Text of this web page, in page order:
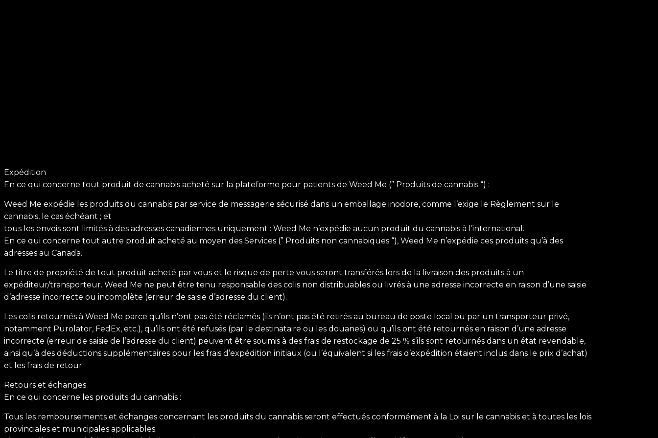
Expédition
En ce qui concerne tout produit de cannabis acheté sur la plateforme pour patients de Weed Me (” Produits de cannabis “) :
Weed Me expédie les produits du cannabis par service de messagerie sécurisé dans un emballage inodore, comme l’exige le Règlement sur le
cannabis, le cas échéant ; et
tous les envois sont limités à des adresses canadiennes uniquement : Weed Me n’expédie aucun produit du cannabis à l’international.
En ce qui concerne tout autre produit acheté au moyen des Services (” Produits non cannabiques “), Weed Me n’expédie ces produits qu’à des
adresses au Canada.
Le titre de propriété de tout produit acheté par vous et le risque de perte vous seront transférés lors de la livraison des produits à un
expéditeur/transporteur. Weed Me ne peut être tenu responsable des colis non distribuables ou livrés à une adresse incorrecte en raison d’une saisie
d’adresse incorrecte ou incomplète (erreur de saisie d’adresse du client).
Les colis retournés à Weed Me parce qu’ils n’ont pas été réclamés (ils n’ont pas été retirés au bureau de poste local ou par un transporteur privé,
notamment Purolator, FedEx, etc.), qu’ils ont été refusés (par le destinataire ou les douanes) ou qu’ils ont été retournés en raison d’une adresse
incorrecte (erreur de saisie de l’adresse du client) peuvent être soumis à des frais de restockage de 25 % s’ils sont retournés dans un état revendable,
ainsi qu’à des déductions supplémentaires pour les frais d’expédition initiaux (ou l’équivalent si les frais d’expédition étaient inclus dans le prix d’achat)
et les frais de retour.
Retours et échanges
En ce qui concerne les produits du cannabis :
Tous les remboursements et échanges concernant les produits du cannabis seront effectués conformément à la Loi sur le cannabis et à toutes les lois
provinciales et municipales applicables.